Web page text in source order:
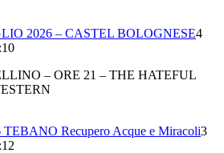
2026 – CASTEL BOLOGNESE4
– ORE 21 – THE HATEFUL
Recupero Acque e Miracoli3